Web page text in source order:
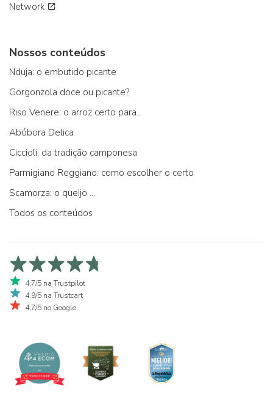
Network
Nossos conteúdos
Nduja: o embutido picante
Gorgonzola doce ou picante?
Riso Venere: o arroz certo para...
Abóbora Delica
Ciccioli, da tradição camponesa
Parmigiano Reggiano: como escolher o certo
Scamorza: o queijo ...
Todos os conteúdos
4,7/5 na Trustpilot
4,9/5 na Trustcart
4,7/5 no Google